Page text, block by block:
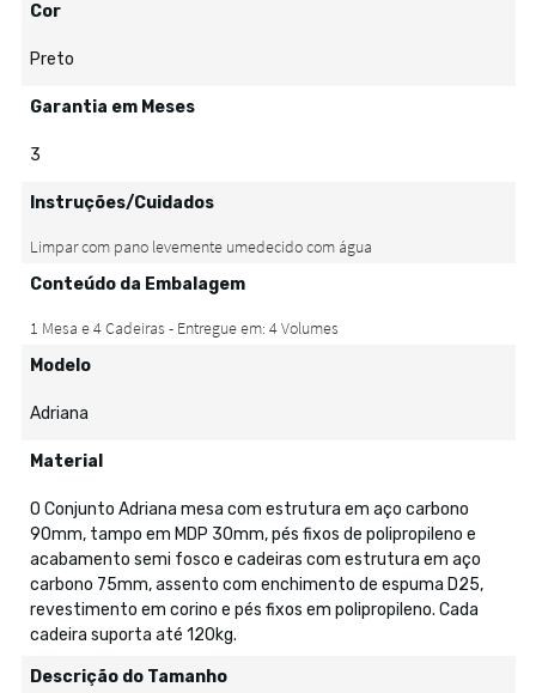
Cor
Preto
Garantia em Meses
3
Instruções/Cuidados
Conteúdo da Embalagem
Modelo
Adriana
Material
O Conjunto Adriana mesa com estrutura em aço carbono
90mm, tampo em MDP 30mm, pés fixos de polipropileno e
acabamento semi fosco e cadeiras com estrutura em aço
carbono 75mm, assento com enchimento de espuma D25,
revestimento em corino e pés fixos em polipropileno. Cada
cadeira suporta até 120kg.
Descrição do Tamanho